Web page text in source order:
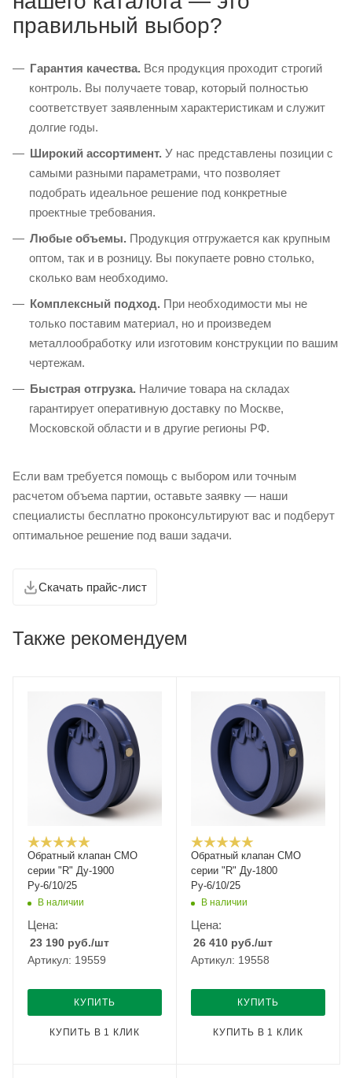
правильный выбор?
Гарантия качества. Вся продукция проходит строгий
контроль. Вы получаете товар, который полностью
соответствует заявленным характеристикам и служит
долгие годы.
Широкий ассортимент. У нас представлены позиции с
самыми разными параметрами, что позволяет
подобрать идеальное решение под конкретные
проектные требования.
Любые объемы. Продукция отгружается как крупным
оптом, так и в розницу. Вы покупаете ровно столько,
сколько вам необходимо.
Комплексный подход. При необходимости мы не
только поставим материал, но и произведем
металлообработку или изготовим конструкции по вашим
чертежам.
Быстрая отгрузка. Наличие товара на складах
гарантирует оперативную доставку по Москве,
Московской области и в другие регионы РФ.
Если вам требуется помощь с выбором или точным
расчетом объема партии, оставьте заявку — наши
специалисты бесплатно проконсультируют вас и подберут
оптимальное решение под ваши задачи.
Скачать прайс-лист
Также рекомендуем
Обратный клапан CMO
серии "R" Ду-1900
Ру-6/10/25
В наличии
Цена:
23 190 руб./шт
Артикул: 19559
КУПИТЬ
КУПИТЬ В 1 КЛИК
Обратный клапан CMO
серии "R" Ду-1800
Ру-6/10/25
В наличии
Цена:
26 410 руб./шт
Артикул: 19558
КУПИТЬ
КУПИТЬ В 1 КЛИК